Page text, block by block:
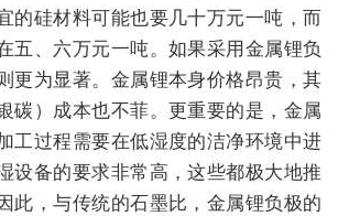
的硅材料可能也要几十万元一吨，而
五、六万元一吨。如果采用金属锂负
更为显著。金属锂本身价格昂贵，其
碳）成本也不菲。更重要的是，金属
工过程需要在低湿度的洁净环境中进
设备的要求非常高，这些都极大地推
此，与传统的石墨比，金属锂负极的